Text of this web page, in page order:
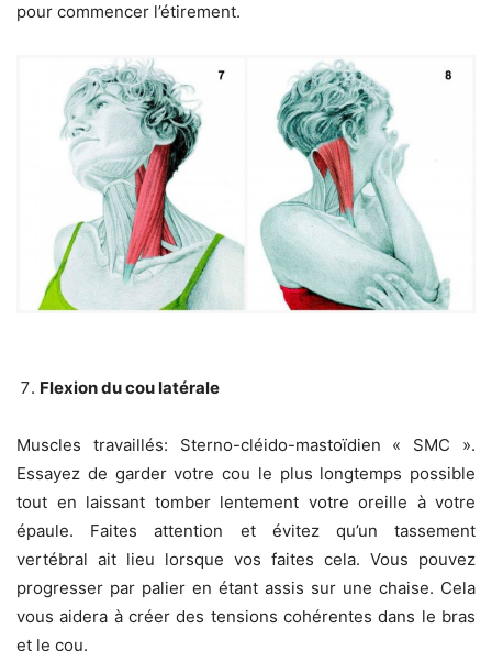
pour commencer l’étirement.
Flexion du cou latérale
Muscles travaillés: Sterno-cléido-mastoïdien « SMC ».
Essayez de garder votre cou le plus longtemps possible
tout en laissant tomber lentement votre oreille à votre
épaule. Faites attention et évitez qu’un tassement
vertébral ait lieu lorsque vos faites cela. Vous pouvez
progresser par palier en étant assis sur une chaise. Cela
vous aidera à créer des tensions cohérentes dans le bras
et le cou.